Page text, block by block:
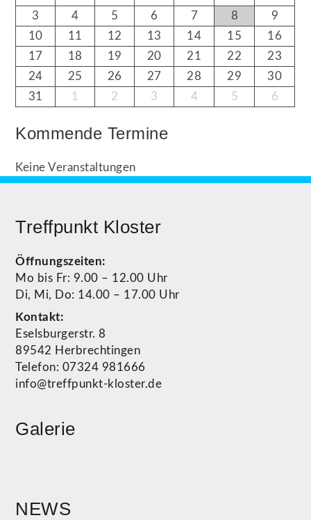
3
4 5 6 7 8
9
10
11 12 13 14 15
16
17
18 19 20 21 22
23
24
25 26 27 28 29
30
31
1 2 3 4 5 6
Kommende Termine
Keine Veranstaltungen
Treffpunkt Kloster
Öffnungszeiten:
Mo bis Fr: 9.00 – 12.00 Uhr
Di, Mi, Do: 14.00 – 17.00 Uhr
Kontakt:
Eselsburgerstr. 8
89542 Herbrechtingen
Telefon: 07324 981666
info@treffpunkt-kloster.de
Galerie
NEWS